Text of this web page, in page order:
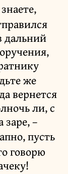
дальний
же
вернется
ли, с
–
пусть
говорю